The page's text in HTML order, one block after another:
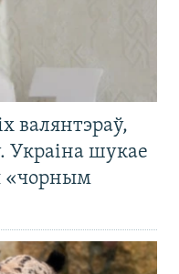
валянтэраў,
Украіна шукае
«чорным